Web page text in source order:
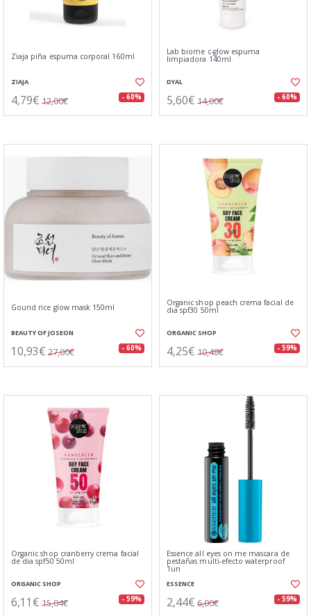
Ziaja piña espuma corporal 160ml
ZIAJA
4,79€ 12,00€ - 60%
Lab biome c-glow espuma
limpiadora 140ml
DYAL
5,60€ 14,00€ - 60%
Gound rice glow mask 150ml
BEAUTY OF JOSEON
10,93€ 27,00€ - 60%
Organic shop peach crema facial de
dia spf30 50ml
ORGANIC SHOP
4,25€ 10,48€ - 59%
Organic shop cranberry crema facial
de dia spf50 50ml
ORGANIC SHOP
6,11€ 15,04€ - 59%
Essence all eyes on me mascara de
pestañas multi-efecto waterproof
1un
ESSENCE
2,44€ 6,00€ - 59%